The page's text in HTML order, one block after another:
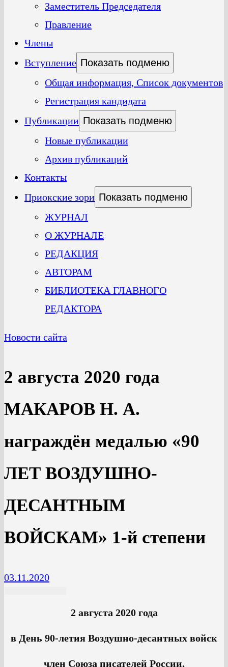
Заместитель Председателя
Правление
Члены
Вступление Показать подменю
Общая информация, Список документов
Регистрация кандидата
Публикации Показать подменю
Новые публикации
Архив публикаций
Контакты
Приокские зори Показать подменю
ЖУРНАЛ
О ЖУРНАЛЕ
РЕДАКЦИЯ
АВТОРАМ
БИБЛИОТЕКА ГЛАВНОГО
РЕДАКТОРА
Новости сайта
2 августа 2020 года
МАКАРОВ Н. А.
награждён медалью «90
ЛЕТ ВОЗДУШНО-
ДЕСАНТНЫМ
ВОЙСКАМ» 1-й степени
03.11.2020
2 августа 2020 года
в День 90-летия Воздушно-десантных войск
член Союза писателей России,